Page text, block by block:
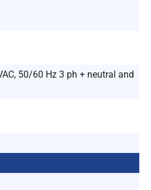
50/60 Hz 3 ph + neutral and